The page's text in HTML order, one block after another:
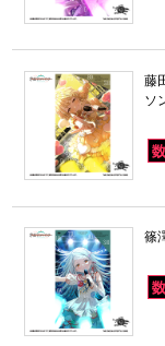
藤
ソ
篠